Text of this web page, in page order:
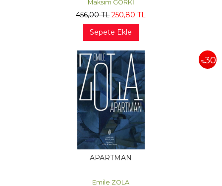
Maksim GORKİ
456,00TL 250,80 TL
Sepete Ekle
%30
APARTMAN
Emile ZOLA